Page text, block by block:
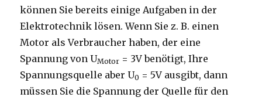
können Sie bereits einige Aufgaben in der
Elektrotechnik lösen. Wenn Sie z. B. einen
Motor als Verbraucher haben, der eine
Spannung von UMotor = 3V benötigt, Ihre
Spannungsquelle aber U0 = 5V ausgibt, dann
müssen Sie die Spannung der Quelle für den